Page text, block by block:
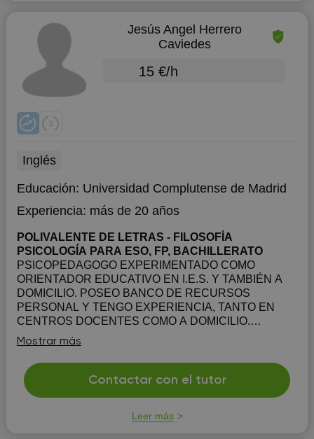
Jesús Angel Herrero
Caviedes
15 €/h
Inglés
Educación: Universidad Complutense de Madrid
Experiencia: más de 20 años
POLIVALENTE DE LETRAS - FILOSOFÍA
PSICOLOGÍA PARA ESO, FP, BACHILLERATO
PSICOPEDAGOGO EXPERIMENTADO COMO
ORIENTADOR EDUCATIVO EN I.E.S. Y TAMBIÉN A
DOMICILIO. POSEO BANCO DE RECURSOS
PERSONAL Y TENGO EXPERIENCIA, TANTO EN
CENTROS DOCENTES COMO A DOMICILIO.
TAMBIÉN ESTRATEGIAS A NIVEL COACHING Y
EDUCACIÓN EMOCIONAL PRECISAMENTE MI
ESPECIALIZACIÓN MÁS RECIENTE ES ESTA DE ...
Mostrar más
Contactar con el tutor
Leer más